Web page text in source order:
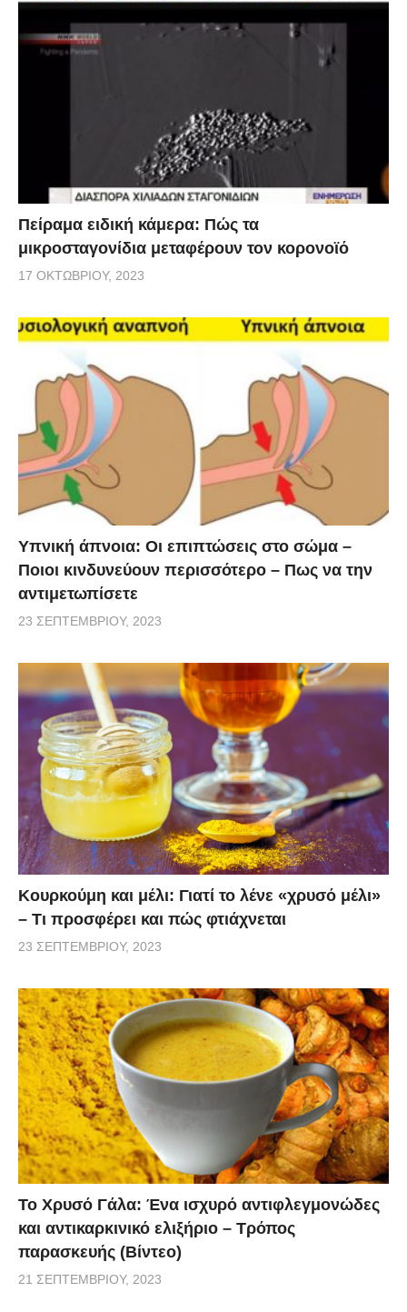
Πείραμα ειδική κάμερα: Πώς τα
μικροσταγονίδια μεταφέρουν τον κορονοϊό
17 ΟΚΤΩΒΡΊΟΥ, 2023
Υπνική άπνοια: Οι επιπτώσεις στο σώμα –
Ποιοι κινδυνεύουν περισσότερο – Πως να την
αντιμετωπίσετε
23 ΣΕΠΤΕΜΒΡΊΟΥ, 2023
Κουρκούμη και μέλι: Γιατί το λένε «χρυσό μέλι»
– Τι προσφέρει και πώς φτιάχνεται
23 ΣΕΠΤΕΜΒΡΊΟΥ, 2023
Το Χρυσό Γάλα: Ένα ισχυρό αντιφλεγμονώδες
και αντικαρκινικό ελιξήριο – Τρόπος
παρασκευής (Βίντεο)
21 ΣΕΠΤΕΜΒΡΊΟΥ, 2023